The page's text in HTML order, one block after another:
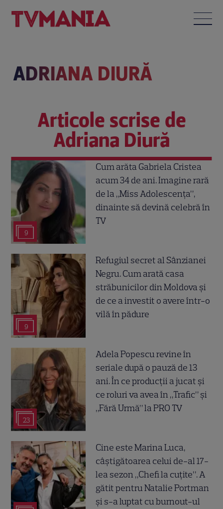
ADRIANA DIURĂ
Articole scrise de
Adriana Diură
9
Cum arăta Gabriela Cristea
acum 34 de ani. Imagine rară
de la „Miss Adolescența”,
dinainte să devină celebră în
TV
9
Refugiul secret al Sânzianei
Negru. Cum arată casa
străbunicilor din Moldova și
de ce a investit o avere într-o
vilă în pădure
23
Adela Popescu revine în
seriale după o pauză de 13
ani. În ce producții a jucat și
ce roluri va avea în „Trafic” și
„Fără Urmă” la PRO TV
Cine este Marina Luca,
câștigătoarea celui de-al 17-
lea sezon „Chefi la cuțite”. A
gătit pentru Natalie Portman
și s-a luptat cu burnout-ul